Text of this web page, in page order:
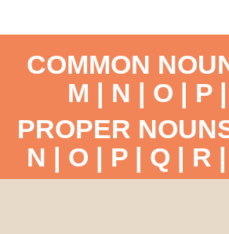
COMMON
M | N | O | P |
PROPER
N | O | P| Q | R |